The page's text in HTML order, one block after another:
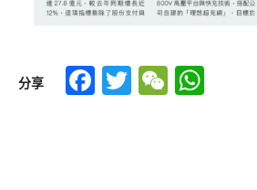
分享 Facebook
TwitterWeChat